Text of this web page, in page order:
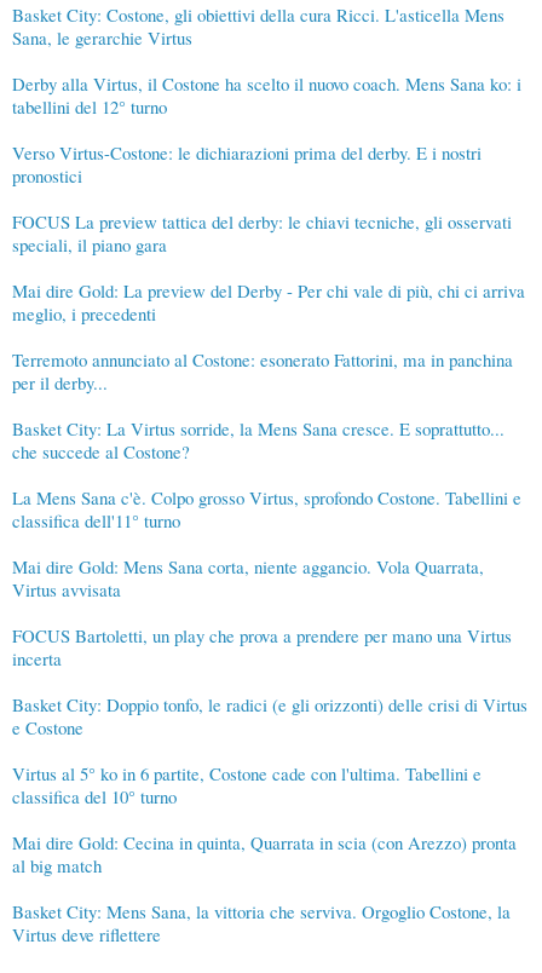
Basket City: Costone, gli obiettivi della cura Ricci. L'asticella Mens
Sana, le gerarchie Virtus
Derby alla Virtus, il Costone ha scelto il nuovo coach. Mens Sana ko: i
tabellini del 12° turno
Verso Virtus-Costone: le dichiarazioni prima del derby. E i nostri
pronostici
FOCUS La preview tattica del derby: le chiavi tecniche, gli osservati
speciali, il piano gara
Mai dire Gold: La preview del Derby - Per chi vale di più, chi ci arriva
meglio, i precedenti
Terremoto annunciato al Costone: esonerato Fattorini, ma in panchina
per il derby...
Basket City: La Virtus sorride, la Mens Sana cresce. E soprattutto...
che succede al Costone?
La Mens Sana c'è. Colpo grosso Virtus, sprofondo Costone. Tabellini e
classifica dell'11° turno
Mai dire Gold: Mens Sana corta, niente aggancio. Vola Quarrata,
Virtus avvisata
FOCUS Bartoletti, un play che prova a prendere per mano una Virtus
incerta
Basket City: Doppio tonfo, le radici (e gli orizzonti) delle crisi di Virtus
e Costone
Virtus al 5° ko in 6 partite, Costone cade con l'ultima. Tabellini e
classifica del 10° turno
Mai dire Gold: Cecina in quinta, Quarrata in scia (con Arezzo) pronta
al big match
Basket City: Mens Sana, la vittoria che serviva. Orgoglio Costone, la
Virtus deve riflettere